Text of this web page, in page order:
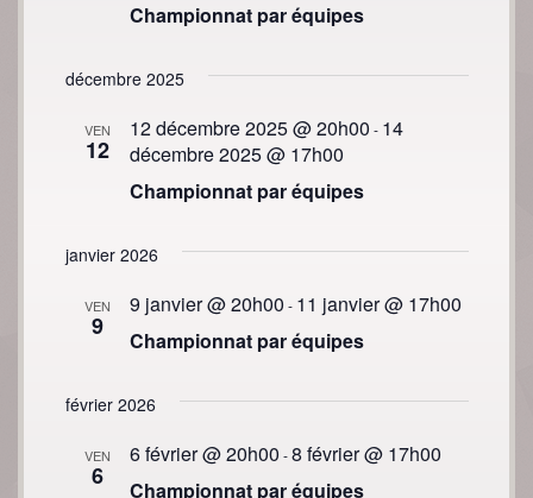
Championnat par équipes
décembre 2025
VEN
12
Championnat par équipes
12 décembre 2025 @ 20h00 - 14
décembre 2025 @ 17h00
janvier 2026
VEN
9 Championnat par équipes
9 janvier @ 20h00 - 11 janvier @ 17h00
février 2026
VEN
6 Championnat par équipes
6 février @ 20h00 -8 février @ 17h00